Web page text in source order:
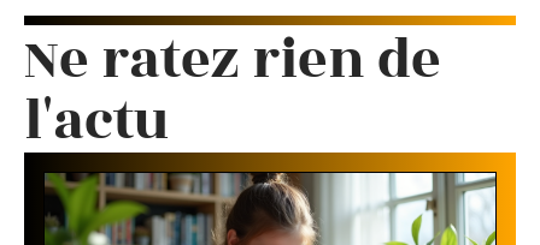
Ne ratez rien de
l'actu